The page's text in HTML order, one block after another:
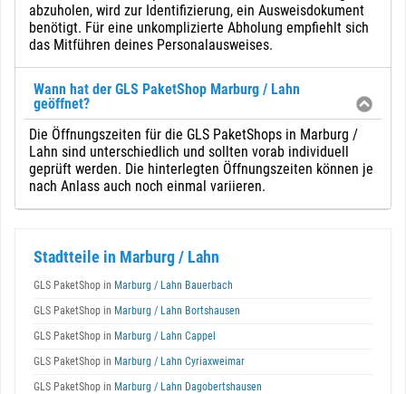
abzuholen, wird zur Identifizierung, ein Ausweisdokument
benötigt. Für eine unkomplizierte Abholung empfiehlt sich
das Mitführen deines Personalausweises.
Wann hat der GLS PaketShop Marburg / Lahn
geöffnet?
Die Öffnungszeiten für die GLS PaketShops in Marburg /
Lahn sind unterschiedlich und sollten vorab individuell
geprüft werden. Die hinterlegten Öffnungszeiten können je
nach Anlass auch noch einmal variieren.
Stadtteile in Marburg / Lahn
GLS PaketShop in Marburg / Lahn Bauerbach
GLS PaketShop in Marburg / Lahn Bortshausen
GLS PaketShop in Marburg / Lahn Cappel
GLS PaketShop in Marburg / Lahn Cyriaxweimar
GLS PaketShop in Marburg / Lahn Dagobertshausen